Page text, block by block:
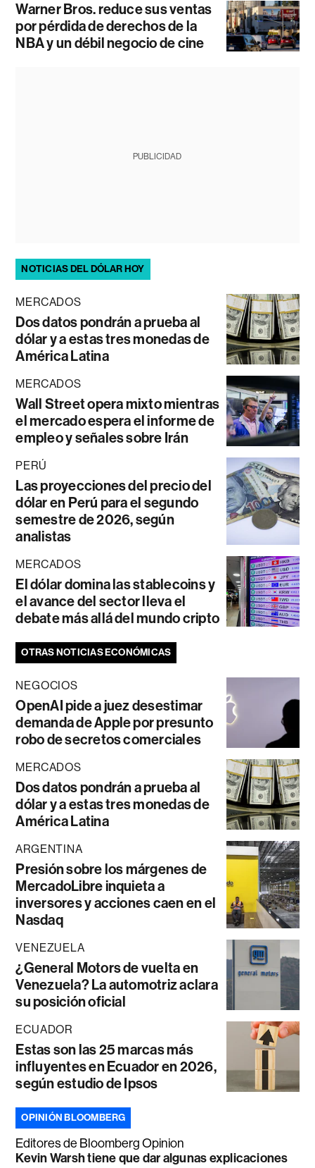
Warner Bros. reduce sus ventas
por pérdida de derechos de la
NBA y un débil negocio de cine
PUBLICIDAD
NOTICIAS DEL DÓLAR HOY
MERCADOS
Dos datos pondrán a prueba al
dólar y a estas tres monedas de
América Latina
MERCADOS
Wall Street opera mixto mientras
el mercado espera el informe de
empleo y señales sobre Irán
PERÚ
Las proyecciones del precio del
dólar en Perú para el segundo
semestre de 2026, según
analistas
MERCADOS
El dólar domina las stablecoins y
el avance del sector lleva el
debate más allá del mundo cripto
OTRAS NOTICIAS ECONÓMICAS
NEGOCIOS
OpenAI pide a juez desestimar
demanda de Apple por presunto
robo de secretos comerciales
MERCADOS
Dos datos pondrán a prueba al
dólar y a estas tres monedas de
América Latina
ARGENTINA
Presión sobre los márgenes de
MercadoLibre inquieta a
inversores y acciones caen en el
Nasdaq
VENEZUELA
¿General Motors de vuelta en
Venezuela? La automotriz aclara
su posición oficial
ECUADOR
Estas son las 25 marcas más
influyentes en Ecuador en 2026,
según estudio de Ipsos
OPINIÓN BLOOMBERG
Editores de Bloomberg Opinion
Kevin Warsh tiene que dar algunas explicaciones